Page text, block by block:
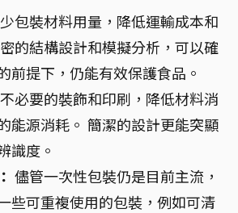
包裝材料用量，降低運輸成本和
的結構設計和模擬分析，可以確
前提下，仍能有效保護食品。
必要的裝飾和印刷，降低材料消
能源消耗。 簡潔的設計更能突顯
識度。
儘管一次性包裝仍是目前主流，
些可重複使用的包裝，例如可清